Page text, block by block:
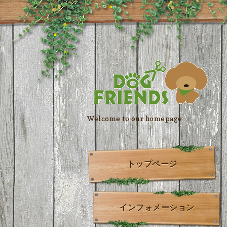
Welcome to our homepage
トップページ
インフォメーション